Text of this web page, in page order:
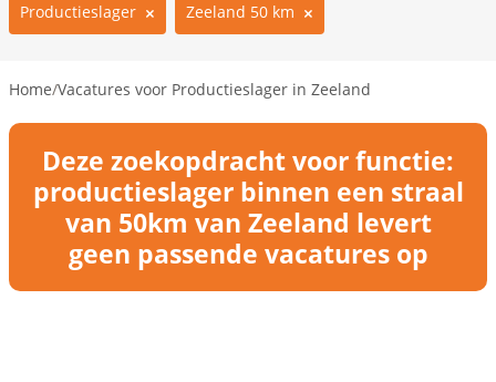
Productieslager Zeeland 50 km
Home/Vacatures voor Productieslager in Zeeland
Deze zoekopdracht voor functie:
productieslager binnen een straal
van 50km van Zeeland levert
geen passende vacatures op